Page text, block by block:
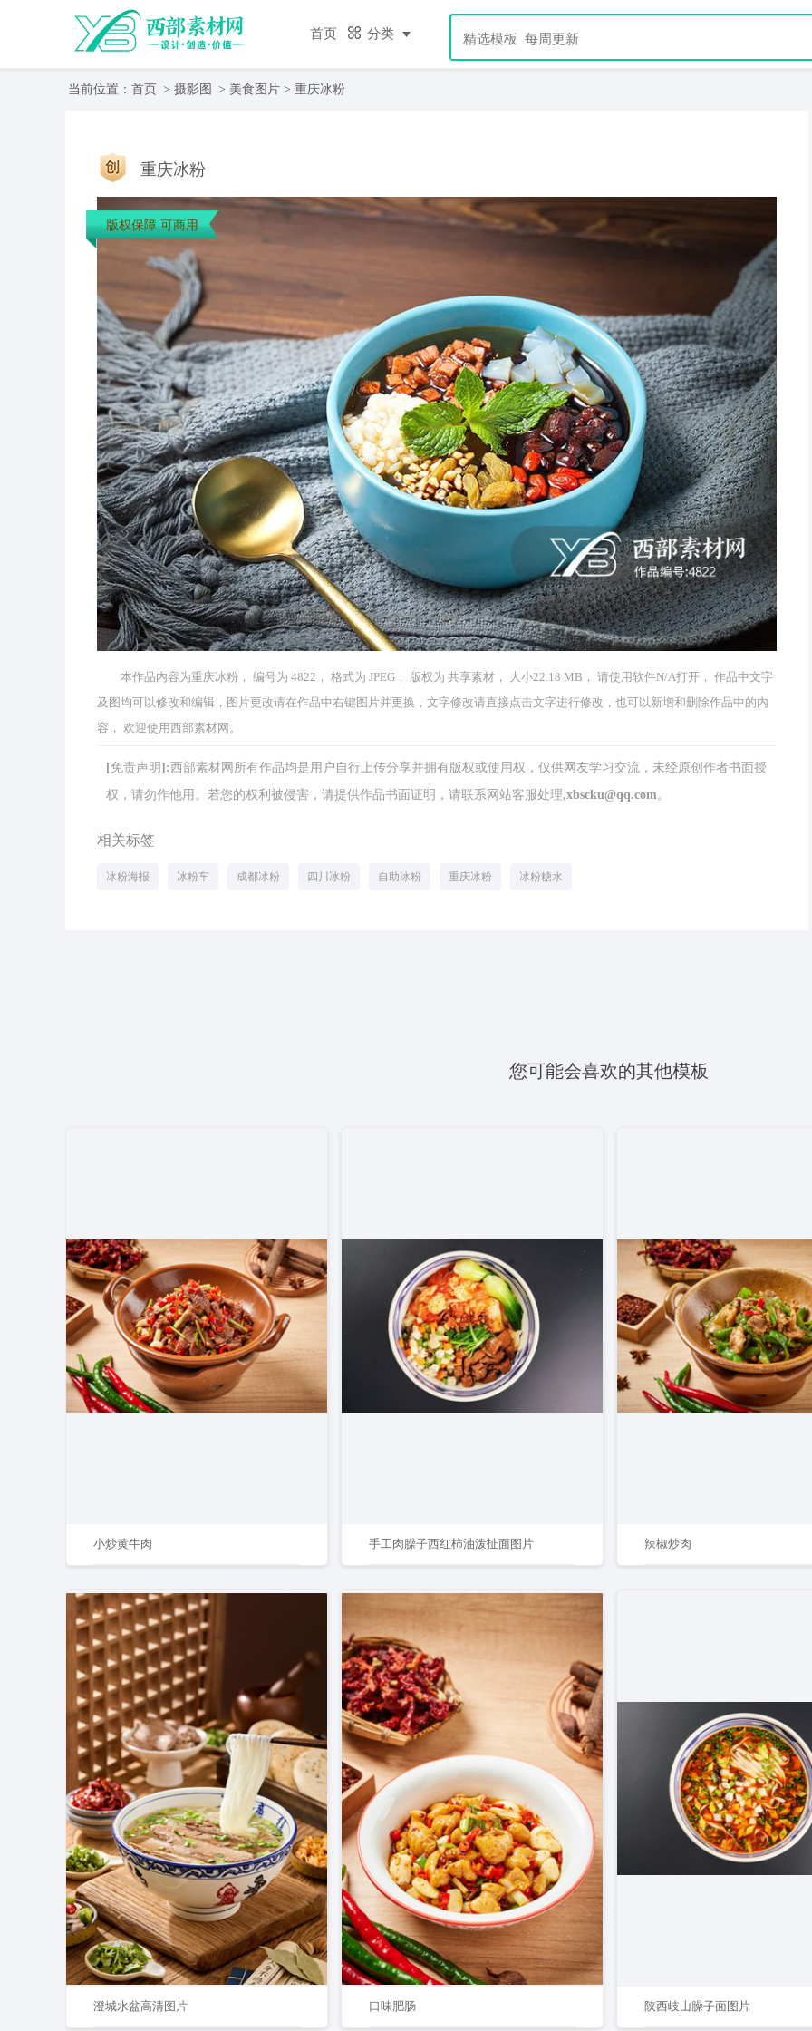
首页 分类
当前位置： 首页 > 摄影图 > 美食图片 > 重庆冰粉
重庆冰粉
版权保障 可商用
本作品内容为重庆冰粉， 编号为 4822， 格式为 JPEG， 版权为 共享素材， 大小22.18 MB， 请使用软件N/A打开， 作品中文字
及图均可以修改和编辑，图片更改请在作品中右键图片并更换，文字修改请直接点击文字进行修改，也可以新增和删除作品中的内
容， 欢迎使用西部素材网。
[免责声明]:西部素材网所有作品均是用户自行上传分享并拥有版权或使用权，仅供网友学习交流，未经原创作者书面授
权，请勿作他用。若您的权利被侵害，请提供作品书面证明，请联系网站客服处理,xbscku@qq.com。
相关标签
冰粉海报 冰粉车 成都冰粉 四川冰粉 自助冰粉 重庆冰粉 冰粉糖水
您可能会喜欢的其他模板
小炒黄牛肉 手工肉臊子西红柿油泼扯面图片 辣椒炒肉
澄城水盆高清图片 口味肥肠 陕西岐山臊子面图片